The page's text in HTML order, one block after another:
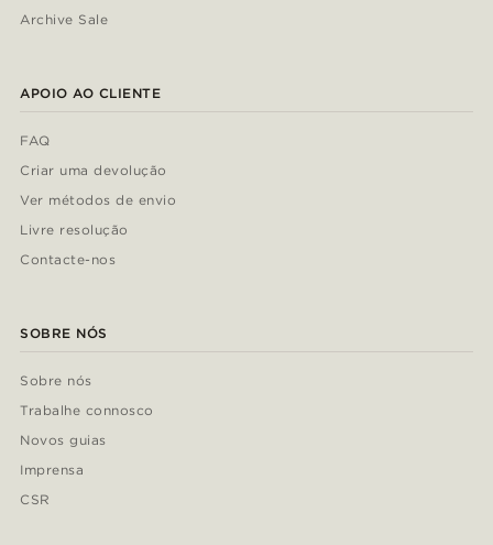
Archive Sale
APOIO AO CLIENTE
FAQ
Criar uma devolução
Ver métodos de envio
Livre resolução
Contacte-nos
SOBRE NÓS
Sobre nós
Trabalhe connosco
Novos guias
Imprensa
CSR